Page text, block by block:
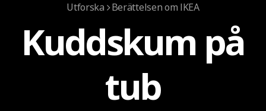
Utforska Berättelsen om IKEA
Kuddskum på
tub